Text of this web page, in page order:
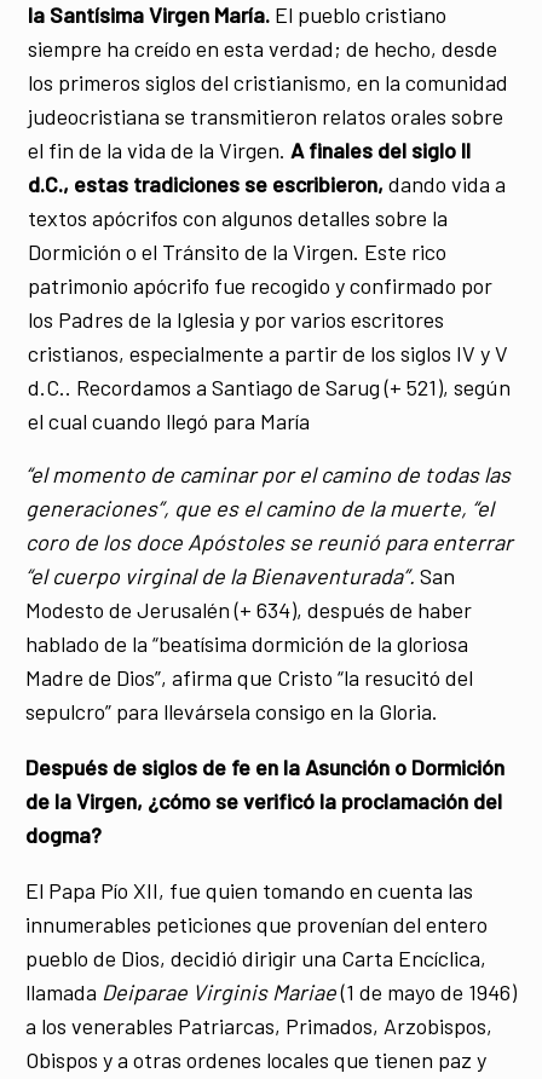
la Santísima Virgen María. El pueblo cristiano
siempre ha creído en esta verdad; de hecho, desde
los primeros siglos del cristianismo, en la comunidad
judeocristiana se transmitieron relatos orales sobre
el fin de la vida de la Virgen. A finales del siglo II
d.C., estas tradiciones se escribieron, dando vida a
textos apócrifos con algunos detalles sobre la
Dormición o el Tránsito de la Virgen. Este rico
patrimonio apócrifo fue recogido y confirmado por
los Padres de la Iglesia y por varios escritores
cristianos, especialmente a partir de los siglos IV y V
d.C.. Recordamos a Santiago de Sarug (+ 521), según
el cual cuando llegó para María
“el momento de caminar por el camino de todas las
generaciones”, que es el camino de la muerte, “el
coro de los doce Apóstoles se reunió para enterrar
“el cuerpo virginal de la Bienaventurada”. San
Modesto de Jerusalén (+ 634), después de haber
hablado de la “beatísima dormición de la gloriosa
Madre de Dios”, afirma que Cristo “la resucitó del
sepulcro” para llevársela consigo en la Gloria.
Después de siglos de fe en la Asunción o Dormición
de la Virgen, ¿cómo se verificó la proclamación del
dogma?
El Papa Pío XII, fue quien tomando en cuenta las
innumerables peticiones que provenían del entero
pueblo de Dios, decidió dirigir una Carta Encíclica,
llamada Deiparae Virginis Mariae(1 de mayo de 1946)
a los venerables Patriarcas, Primados, Arzobispos,
Obispos y a otras ordenes locales que tienen paz y